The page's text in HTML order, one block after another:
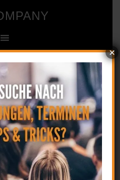
für CAD
: Kürzester
×